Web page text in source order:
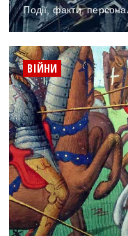
Події, факти,
ВІЙНИ